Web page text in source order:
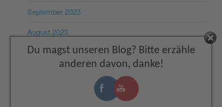
September 2023
August 2023
Juli 2023
Du magst unseren Blog? Bitte erzähle
anderen davon, danke!
Facebook